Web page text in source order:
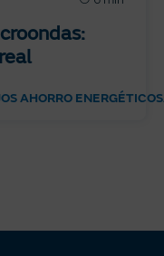
AHORRO ENERGÉTICO